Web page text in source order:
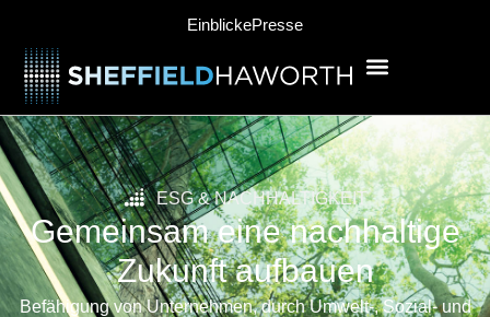
EinblickePresse
ESG & NACHHALTIGKEIT
Gemeinsam eine nachhaltige
Zukunft aufbauen
Befähigung von Unternehmen, durch Umwelt-, Sozial- und